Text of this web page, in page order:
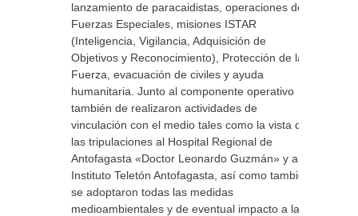
lanzamiento de paracaidistas, operaciones de
Fuerzas Especiales, misiones ISTAR
(Inteligencia, Vigilancia, Adquisición de
Objetivos y Reconocimiento), Protección de la
Fuerza, evacuación de civiles y ayuda
humanitaria. Junto al componente operativo
también de realizaron actividades de
vinculación con el medio tales como la vista de
las tripulaciones al Hospital Regional de
Antofagasta «Doctor Leonardo Guzmán» y al
Instituto Teletón Antofagasta, así como también
se adoptaron todas las medidas
medioambientales y de eventual impacto a la